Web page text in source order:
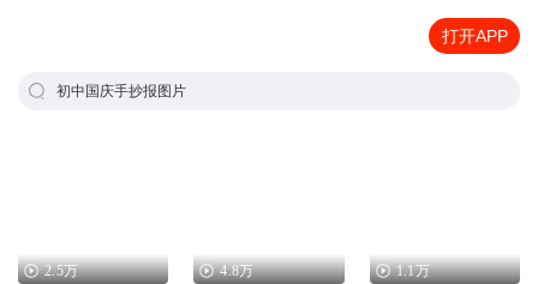
打开APP
初中国庆手抄报图片
2.5万 4.8万 1.1万